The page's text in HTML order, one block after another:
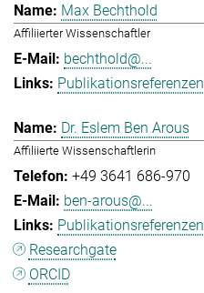
Max Bechthold
Affiliierter Wissenschaftler
bechthold@...
Publikationsreferenzen
Dr. Eslem Ben Arous
Affiliierte Wissenschaftlerin
+49 3641 686-970
ben-arous@...
Publikationsreferenzen
Researchgate
ORCID